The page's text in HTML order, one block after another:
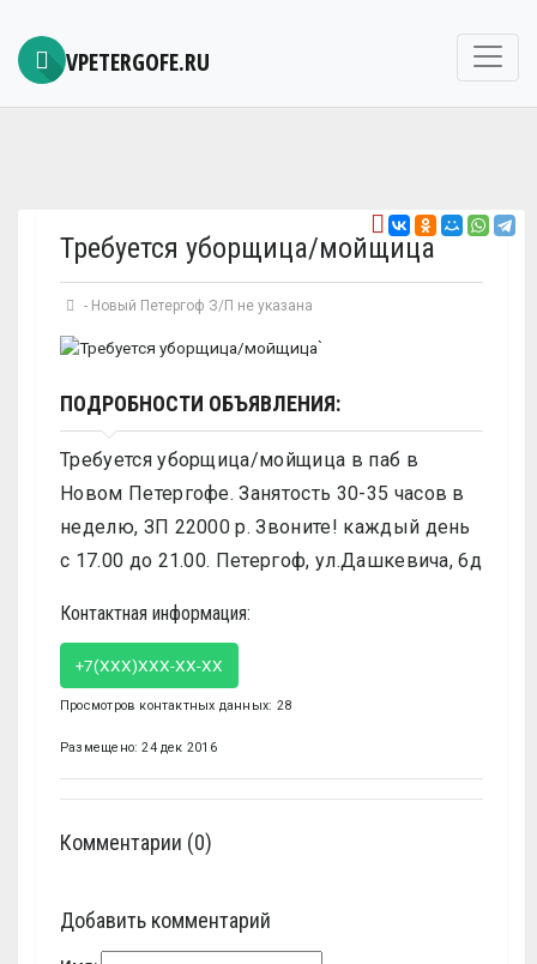
VPETERGOFE.RU
Требуется уборщица/мойщица
- Новый Петергоф З/П не указана
`
ПОДРОБНОСТИ ОБЪЯВЛЕНИЯ:
Требуется уборщица/мойщица в паб в
Новом Петергофе. Занятость 30-35 часов в
неделю, ЗП 22000 р. Звоните! каждый день
с 17.00 до 21.00. Петергоф, ул.Дашкевича, 6д
Контактная информация:
+7(XXX)XXX-XX-XX
Просмотров контактных данных: 28
Размещено: 24 дек 2016
Комментарии (0)
Добавить комментарий